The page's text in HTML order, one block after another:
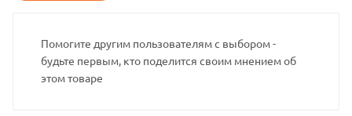
Помогите другим пользователям с выбором -
будьте первым, кто поделится своим мнением об
этом товаре